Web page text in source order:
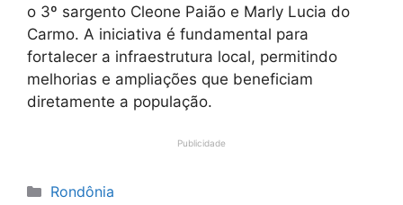
o 3º sargento Cleone Paião e Marly Lucia do
Carmo. A iniciativa é fundamental para
fortalecer a infraestrutura local, permitindo
melhorias e ampliações que beneficiam
diretamente a população.
Publicidade
Categorias
Rondônia